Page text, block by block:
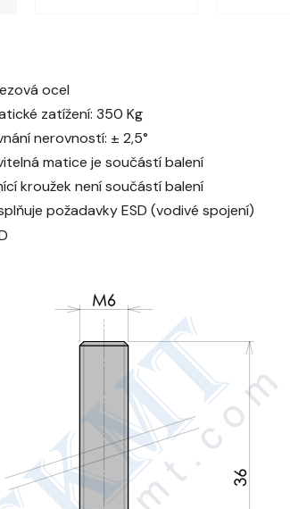
ocel
zatížení: 350 Kg
nerovností: ± 2,5°
matice je součástí balení
kroužek není součástí balení
požadavky ESD (vodivé spojení)